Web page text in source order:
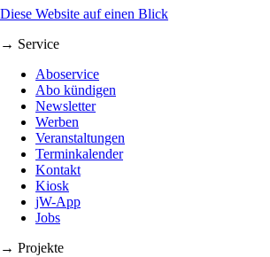
Diese Website auf einen Blick
→ Service
Aboservice
Abo kündigen
Newsletter
Werben
Veranstaltungen
Terminkalender
Kontakt
Kiosk
jW-App
Jobs
→ Projekte